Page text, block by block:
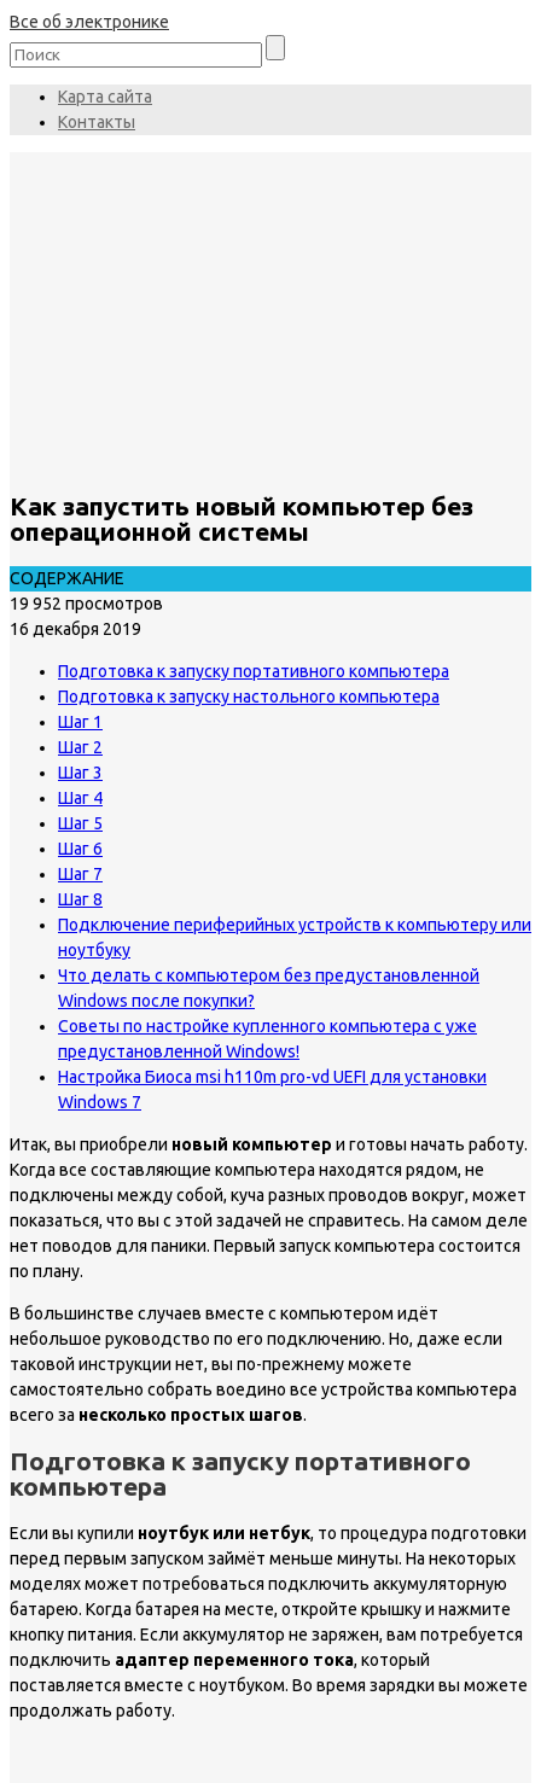
Все об электронике
Карта сайта
Контакты
Как запустить новый компьютер без
операционной системы
СОДЕРЖАНИЕ
19 952 просмотров
16 декабря 2019
Подготовка к запуску портативного компьютера
Подготовка к запуску настольного компьютера
Шаг 1
Шаг 2
Шаг 3
Шаг 4
Шаг 5
Шаг 6
Шаг 7
Шаг 8
Подключение периферийных устройств к компьютеру или
ноутбуку
Что делать с компьютером без предустановленной
Windows после покупки?
Советы по настройке купленного компьютера с уже
предустановленной Windows!
Настройка Биоса msi h110m pro-vd UEFI для установки
Windows 7
Итак, вы приобрели новый компьютер и готовы начать работу.
Когда все составляющие компьютера находятся рядом, не
подключены между собой, куча разных проводов вокруг, может
показаться, что вы с этой задачей не справитесь. На самом деле
нет поводов для паники. Первый запуск компьютера состоится
по плану.
В большинстве случаев вместе с компьютером идёт
небольшое руководство по его подключению. Но, даже если
таковой инструкции нет, вы по-прежнему можете
самостоятельно собрать воедино все устройства компьютера
всего за несколько простых шагов.
Подготовка к запуску портативного
компьютера
Если вы купили ноутбук или нетбук, то процедура подготовки
перед первым запуском займёт меньше минуты. На некоторых
моделях может потребоваться подключить аккумуляторную
батарею. Когда батарея на месте, откройте крышку и нажмите
кнопку питания. Если аккумулятор не заряжен, вам потребуется
подключить адаптер переменного тока, который
поставляется вместе с ноутбуком. Во время зарядки вы можете
продолжать работу.